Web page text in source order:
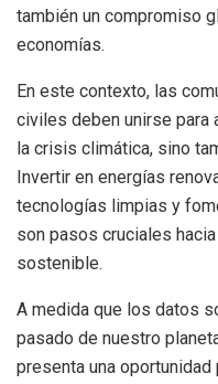
también un compromiso
economías.
En este contexto, las
civiles deben unirse para
la crisis climática, sino
Invertir en energías
tecnologías limpias y
son pasos cruciales
sostenible.
A medida que los datos
pasado de nuestro
presenta una